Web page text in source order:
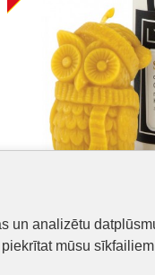
un analizētu
mūsu